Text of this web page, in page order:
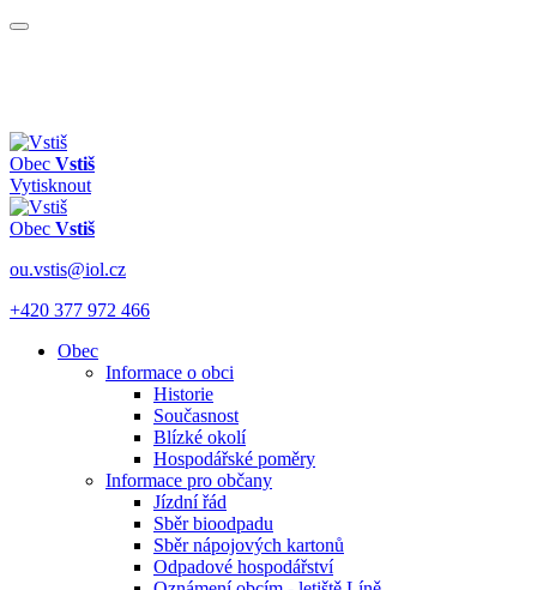
Obec Vstiš
Vytisknout
Obec Vstiš
ou.vstis@iol.cz
+420 377 972 466
Obec
Informace o obci
Historie
Současnost
Blízké okolí
Hospodářské poměry
Informace pro občany
Jízdní řád
Sběr bioodpadu
Sběr nápojových kartonů
Odpadové hospodářství